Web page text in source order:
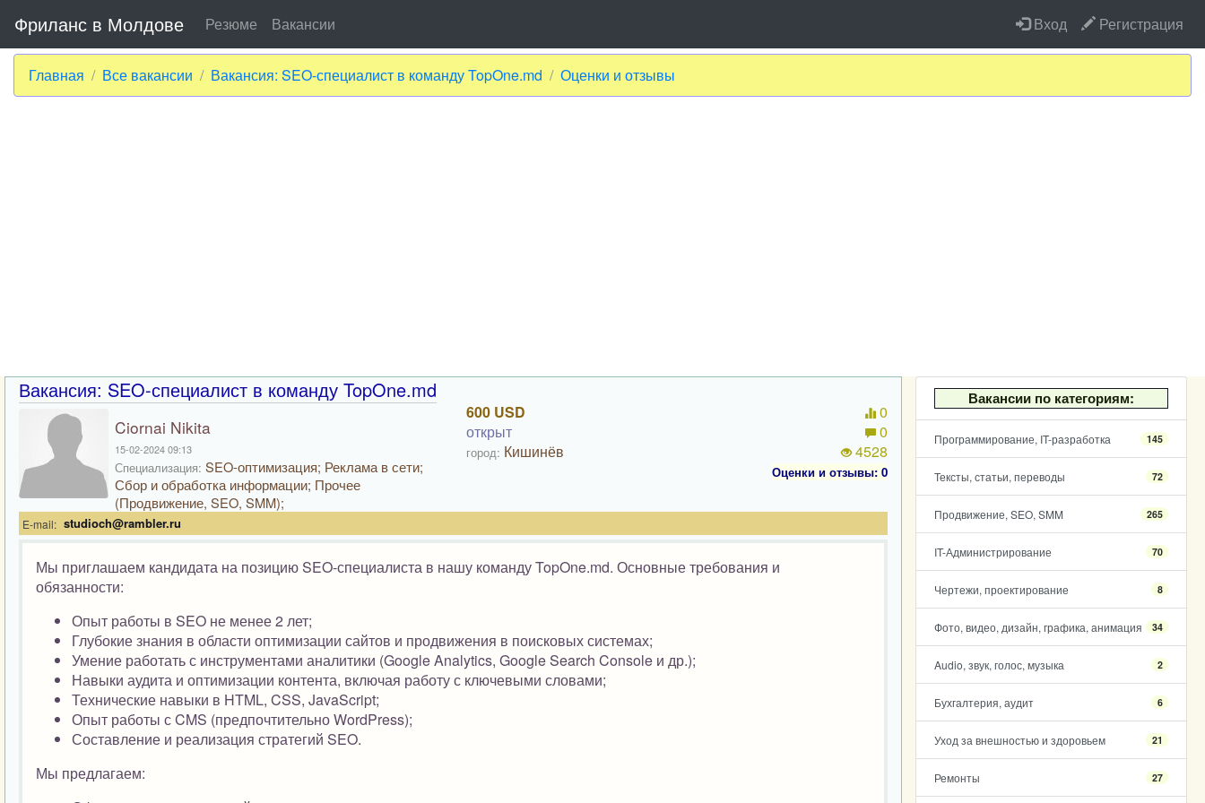
Фриланс в Молдове Резюме Вакансии Вход Регистрация
Главная Все вакансии Вакансия: SEO-специалист в команду TopOne.md Оценки и отзывы
Вакансии по категориям:
Программирование, IT-разработка 145
Тексты, статьи, переводы 72
Продвижение, SEO, SMM 265
IT-Администрирование 70
Чертежи, проектирование 8
Фото, видео, дизайн, графика, анимация 34
Audio, звук, голос, музыка 2
Бухгалтерия, аудит 6
Уход за внешностью и здоровьем 21
Ремонты 27
Вакансия: SEO-специалист в команду TopOne.md
Ciornai Nikita
15-02-2024 09:13
Специализация: SEO-оптимизация; Реклама в сети;
Сбор и обработка информации; Прочее
(Продвижение, SEO, SMM);
600 USD
открыт
город: Кишинёв
0
0
4528
Оценки и отзывы: 0
E-mail: studioch@rambler.ru
Мы приглашаем кандидата на позицию SEO-специалиста в нашу команду TopOne.md. Основные требования и
обязанности:
Опыт работы в SEO не менее 2 лет;
Глубокие знания в области оптимизации сайтов и продвижения в поисковых системах;
Умение работать с инструментами аналитики (Google Analytics, Google Search Console и др.);
Навыки аудита и оптимизации контента, включая работу с ключевыми словами;
Технические навыки в HTML, CSS, JavaScript;
Опыт работы с CMS (предпочтительно WordPress);
Составление и реализация стратегий SEO.
Мы предлагаем: